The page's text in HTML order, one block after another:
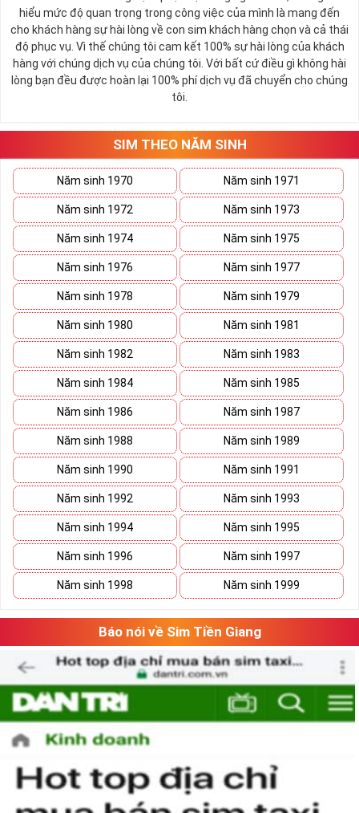
hiểu mức độ quan trọng trong công việc của mình là mang đến
cho khách hàng sự hài lòng về con sim khách hàng chọn và cả thái
độ phục vụ. Vì thế chúng tôi cam kết 100% sự hài lòng của khách
hàng với chúng dịch vụ của chúng tôi. Với bất cứ điều gì không hài
lòng bạn đều được hoàn lại 100% phí dịch vụ đã chuyển cho chúng
tôi.
SIM THEO NĂM SINH
Năm sinh 1970 Năm sinh 1971
Năm sinh 1972 Năm sinh 1973
Năm sinh 1974 Năm sinh 1975
Năm sinh 1976 Năm sinh 1977
Năm sinh 1978 Năm sinh 1979
Năm sinh 1980 Năm sinh 1981
Năm sinh 1982 Năm sinh 1983
Năm sinh 1984 Năm sinh 1985
Năm sinh 1986 Năm sinh 1987
Năm sinh 1988 Năm sinh 1989
Năm sinh 1990 Năm sinh 1991
Năm sinh 1992 Năm sinh 1993
Năm sinh 1994 Năm sinh 1995
Năm sinh 1996 Năm sinh 1997
Năm sinh 1998 Năm sinh 1999
Báo nói về Sim Tiền Giang